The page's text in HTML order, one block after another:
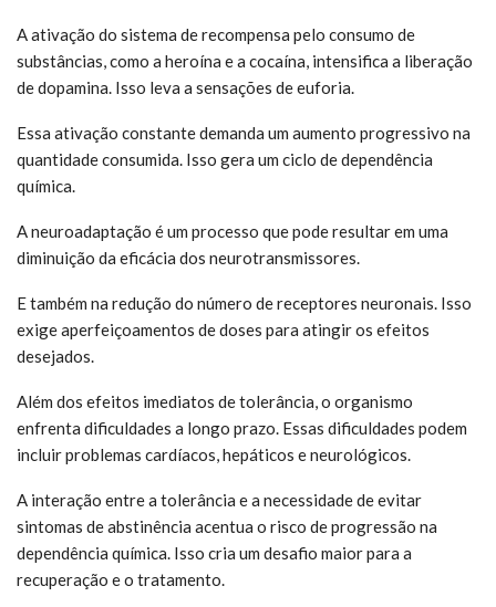
A ativação do sistema de recompensa pelo consumo de
substâncias, como a heroína e a cocaína, intensifica a liberação
de dopamina. Isso leva a sensações de euforia.
Essa ativação constante demanda um aumento progressivo na
quantidade consumida. Isso gera um ciclo de dependência
química.
A neuroadaptação é um processo que pode resultar em uma
diminuição da eficácia dos neurotransmissores.
E também na redução do número de receptores neuronais. Isso
exige aperfeiçoamentos de doses para atingir os efeitos
desejados.
Além dos efeitos imediatos de tolerância, o organismo
enfrenta dificuldades a longo prazo. Essas dificuldades podem
incluir problemas cardíacos, hepáticos e neurológicos.
A interação entre a tolerância e a necessidade de evitar
sintomas de abstinência acentua o risco de progressão na
dependência química. Isso cria um desafio maior para a
recuperação e o tratamento.